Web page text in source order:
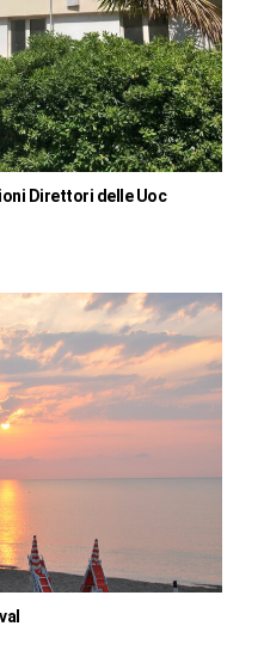
Direttori delle Uoc